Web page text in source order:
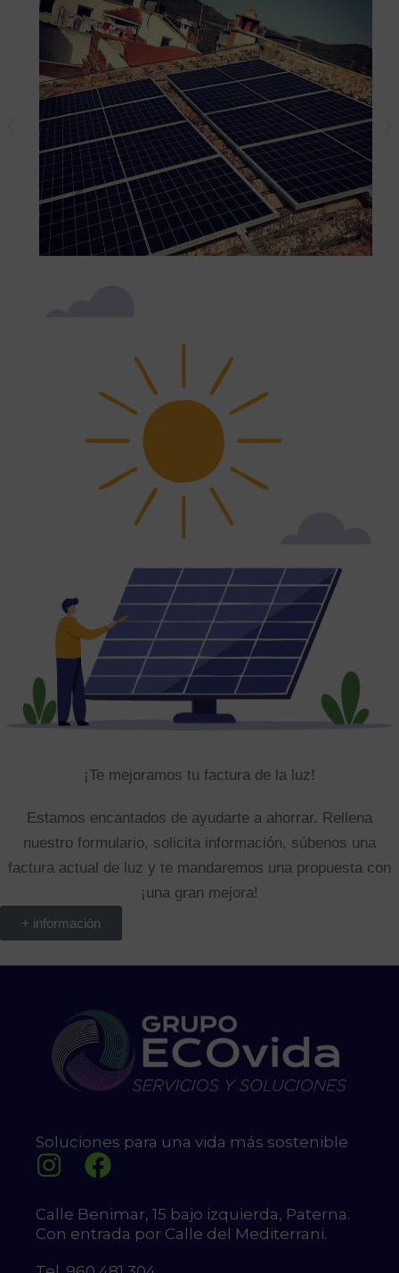
¡Te mejoramos tu factura de la luz!
Estamos encantados de ayudarte a ahorrar. Rellena
nuestro formulario, solicita información, súbenos una
factura actual de luz y te mandaremos una propuesta con
¡una gran mejora!
+ información
Soluciones para una vida más sostenible
Calle Benimar, 15 bajo izquierda, Paterna.
Con entrada por Calle del Mediterrani.